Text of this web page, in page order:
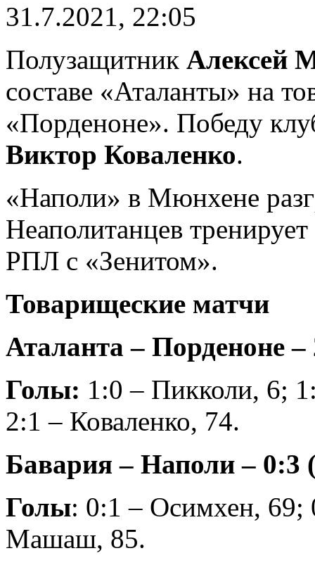
31.7.2021, 22:05
Полузащитник Алексей
составе «Аталанты» на
«Порденоне». Победу
Виктор Коваленко.
«Наполи» в Мюнхене
Неаполитанцев тренирует
РПЛ с «Зенитом».
Товарищеские матчи
Аталанта – Порденоне –
Голы: 1:0 – Пикколи, 6;
2:1 – Коваленко, 74.
Бавария – Наполи – 0:3
Голы: 0:1 – Осимхен,
Машаш, 85.